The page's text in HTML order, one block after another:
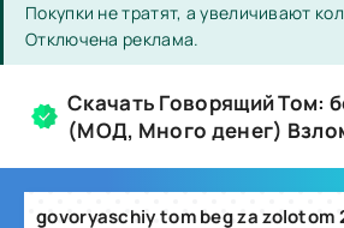
Покупки не тратят, а увеличивают
Отключена реклама.
Скачать Говорящий Том:
(МОД, Много денег)